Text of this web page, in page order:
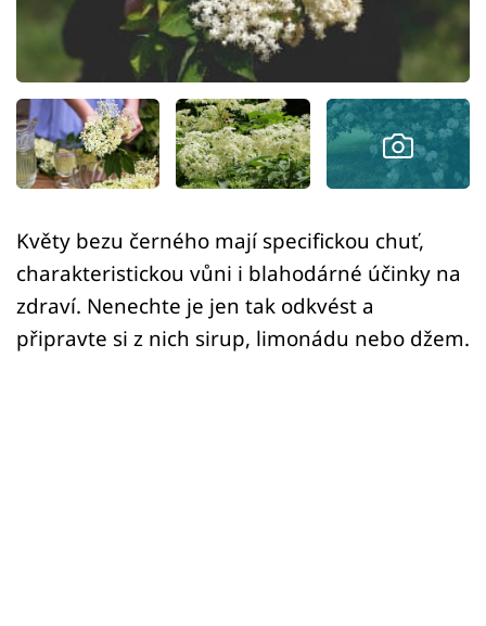
Přihlášení
Sledujte nás
Květy bezu černého mají specifickou chuť,
charakteristickou vůni i blahodárné účinky na
zdraví. Nenechte je jen tak odkvést a
připravte si z nich sirup, limonádu nebo džem.